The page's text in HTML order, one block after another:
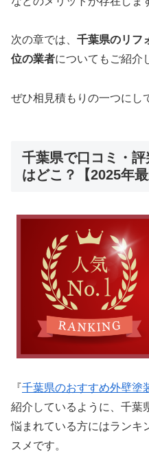
次の章では、 千葉県のリフ
位の業者についてもご紹介
ぜひ相見積もりの一つにし
千葉県で口コミ・
はどこ？【2025年最
『千葉県のおすすめ外壁塗
紹介しているように、千葉
悩まれている方にはランキ
スメです。